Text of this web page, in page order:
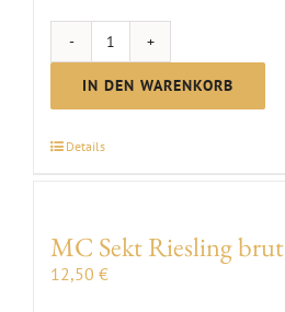
MC
Rosé
brut
IN DEN WARENKORB
Details
MC Sekt Riesling brut
12,50 €